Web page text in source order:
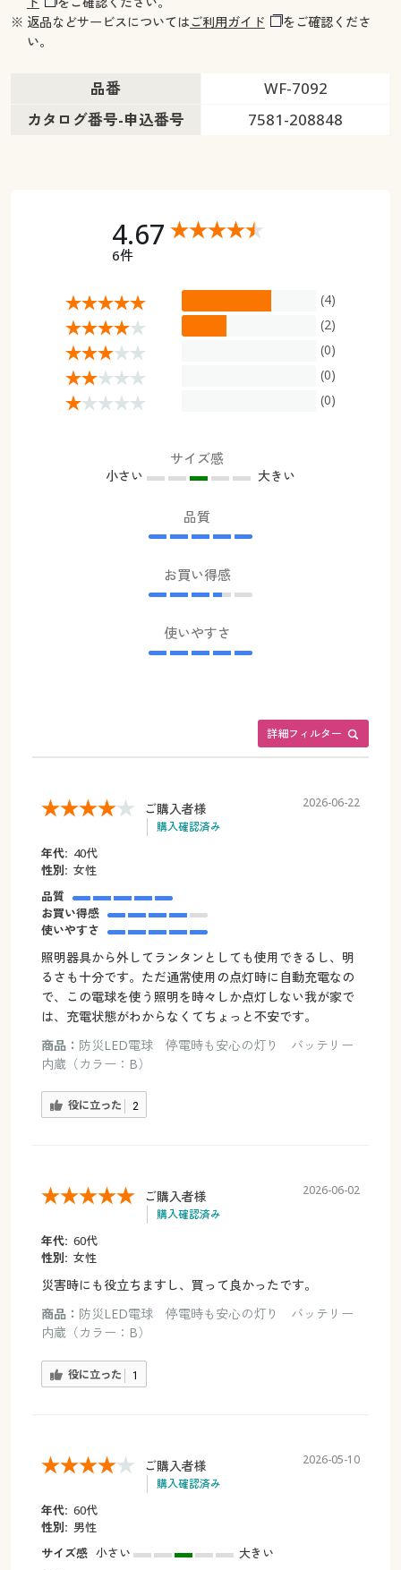
※ 返品などサービスについてはご利用ガイド
をご確認くださ
い。
品番
WF-7092
カタログ番号-申込番号
7581-208848
4.67
6件
(4)
(2)
(0)
(0)
(0)
サイズ感
小さい 大きい
品質
お買い得感
使いやすさ
詳細フィルター
ご購入者様
購入確認済み
2026-06-22
年代: 40代
性別: 女性
品質
お買い得感
使いやすさ
照明器具から外してランタンとしても使用できるし、明
るさも十分です。ただ通常使用の点灯時に自動充電なの
で、この電球を使う照明を時々しか点灯しない我が家で
は、充電状態がわからなくてちょっと不安です。
商品： 防災LED電球 停電時も安心の灯り バッテリー
内蔵（カラー：B）
役に立った 2
ご購入者様
購入確認済み
2026-06-02
年代: 60代
性別: 女性
災害時にも役立ちますし、買って良かったです。
商品： 防災LED電球 停電時も安心の灯り バッテリー
内蔵（カラー：B）
役に立った 1
ご購入者様
購入確認済み
2026-05-10
年代: 60代
性別: 男性
サイズ感 小さい
大きい